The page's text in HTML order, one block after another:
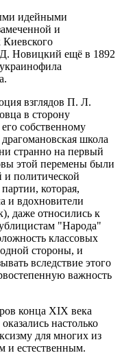
идейными
и
Новицкий ещё в 1892
взглядов П. Л.
в сторону
собственному
школа
странно на первый
этой перемены были
и политической
которая,
и вдохновители
даже относились к
"Народа"
классовых
стороны, и
вследствие этого
важность
конца XIX века
настолько
для многих из
и естественным.